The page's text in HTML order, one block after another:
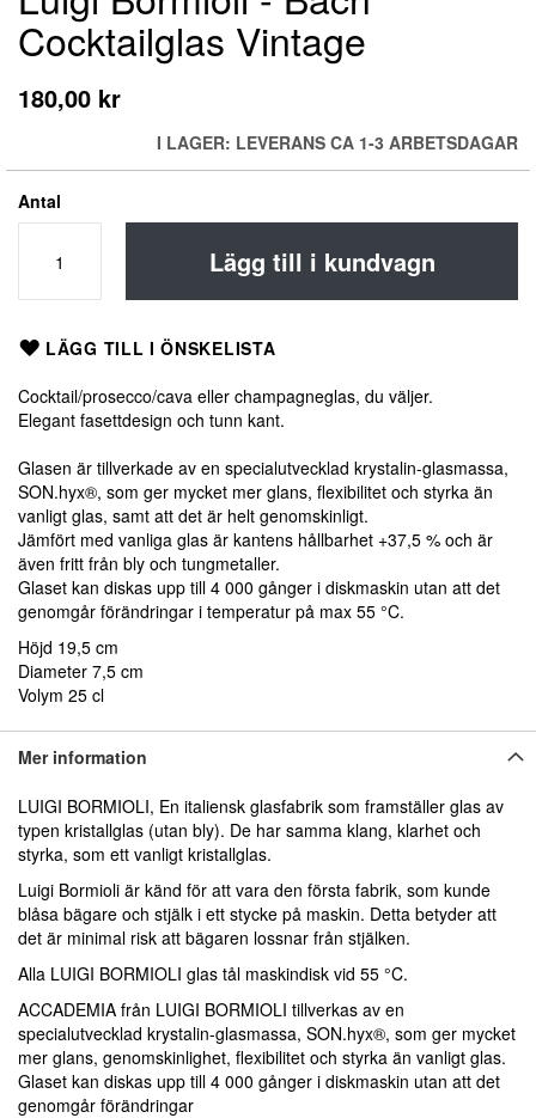
Cocktailglas Vintage
180,00 kr
I LAGER: LEVERANS CA 1-3 ARBETSDAGAR
Antal
Lägg till i kundvagn
LÄGG TILL I ÖNSKELISTA
Cocktail/prosecco/cava eller champagneglas, du väljer.
Elegant fasettdesign och tunn kant.
Glasen är tillverkade av en specialutvecklad krystalin-glasmassa,
SON.hyx®, som ger mycket mer glans, flexibilitet och styrka än
vanligt glas, samt att det är helt genomskinligt.
Jämfört med vanliga glas är kantens hållbarhet +37,5 % och är
även fritt från bly och tungmetaller.
Glaset kan diskas upp till 4 000 gånger i diskmaskin utan att det
genomgår förändringar i temperatur på max 55 °C.
Höjd 19,5 cm
Diameter 7,5 cm
Volym 25 cl
till
början
av
bildgalleriet
Mer information
LUIGI BORMIOLI, En italiensk glasfabrik som framställer glas av
typen kristallglas (utan bly). De har samma klang, klarhet och
styrka, som ett vanligt kristallglas.
Luigi Bormioli är känd för att vara den första fabrik, som kunde
blåsa bägare och stjälk i ett stycke på maskin. Detta betyder att
det är minimal risk att bägaren lossnar från stjälken.
Alla LUIGI BORMIOLI glas tål maskindisk vid 55 °C.
ACCADEMIA från LUIGI BORMIOLI tillverkas av en
specialutvecklad krystalin-glasmassa, SON.hyx®, som ger mycket
mer glans, genomskinlighet, flexibilitet och styrka än vanligt glas.
Glaset kan diskas upp till 4 000 gånger i diskmaskin utan att det
genomgår förändringar